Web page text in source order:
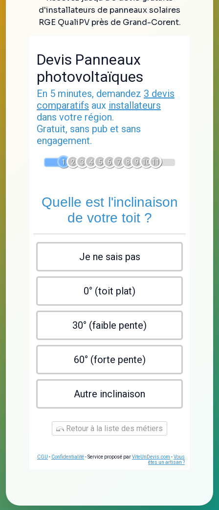
d'installateurs de panneaux solaires
RGE QualiPV près de Grand-Corent.
Devis Panneaux
photovoltaïques
En 5 minutes, demandez 3 devis
comparatifs aux installateurs
dans votre région.
Gratuit, sans pub et sans
engagement.
1 2 3 4 5 6 7 8 9 10 11
Quelle est l'inclinaison
de votre toit ?
Je ne sais pas
0° (toit plat)
30° (faible pente)
60° (forte pente)
Autre inclinaison
Retour à la liste des métiers
CGU - Confidentialité- Service proposé parViteUnDevis.com -Vous
êtes un artisan ?